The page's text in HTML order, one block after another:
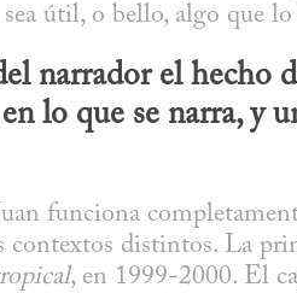
útil, o bello, algo que lo
narrador el hecho
lo que se narra, y
funciona
contextos distintos. La
, en 1999-2000. El